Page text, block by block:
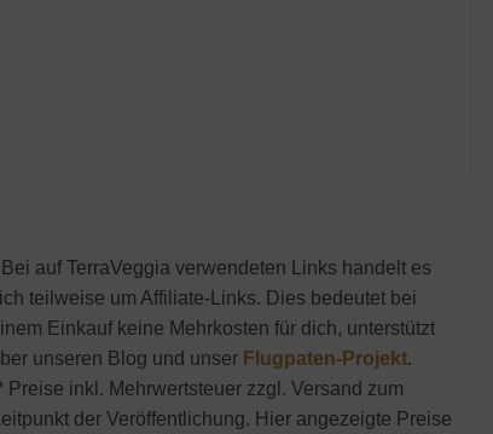
auf TerraVeggia verwendeten Links handelt es
teilweise um Affiliate-Links. Dies bedeutet bei
Einkauf keine Mehrkosten für dich, unterstützt
unseren Blog und unser Flugpaten-Projekt.
Preise inkl. Mehrwertsteuer zzgl. Versand zum
der Veröffentlichung. Hier angezeigte Preise